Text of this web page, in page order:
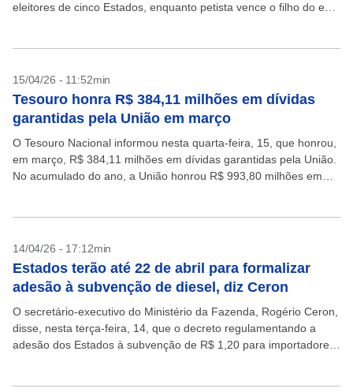
eleitores de cinco Estados, enquanto petista vence o filho do ex-
15/04/26 - 11:52min
Tesouro honra R$ 384,11 milhões em dívidas
garantidas pela União em março
O Tesouro Nacional informou nesta quarta-feira, 15, que honrou,
em março, R$ 384,11 milhões em dívidas garantidas pela União.
No acumulado do ano, a União honrou R$ 993,80 milhões em
14/04/26 - 17:12min
Estados terão até 22 de abril para formalizar
adesão à subvenção de diesel, diz Ceron
O secretário-executivo do Ministério da Fazenda, Rogério Ceron,
disse, nesta terça-feira, 14, que o decreto regulamentando a
adesão dos Estados à subvenção de R$ 1,20 para importadores